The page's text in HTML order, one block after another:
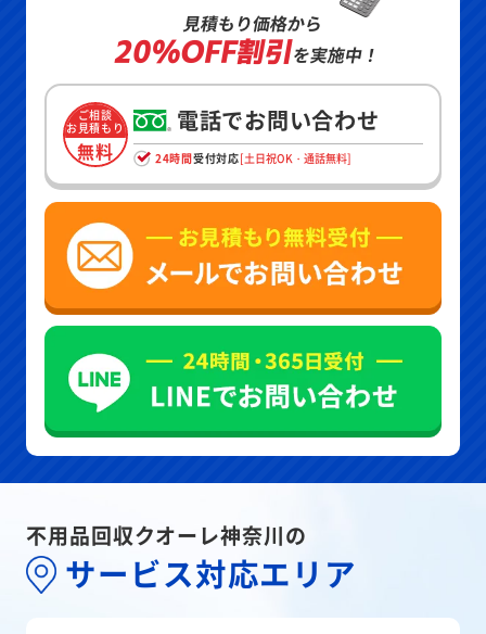
見積もり価格から
20%OFF割引を実施中！
ご相談
お見積もり
無料
電話でお問い合わせ
24時間受付対応[土日祝OK・通話無料]
不用品回収クオーレ神奈川の
サービス対応エリア